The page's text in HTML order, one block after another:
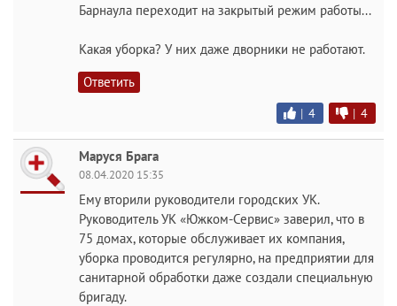
Барнаула переходит на закрытый режим работы...
Какая уборка? У них даже дворники не работают.
Ответить
| 4 | 4
Маруся Брага
08.04.2020 15:35
Ему вторили руководители городских УК.
Руководитель УК «Южком-Сервис» заверил, что в
75 домах, которые обслуживает их компания,
уборка проводится регулярно, на предприятии для
санитарной обработки даже создали специальную
бригаду.